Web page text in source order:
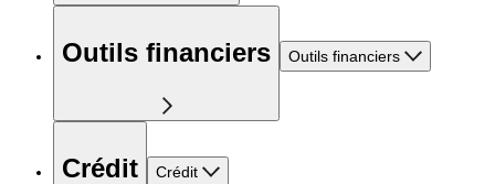
Outils financiers Outils financiers
Crédit Crédit